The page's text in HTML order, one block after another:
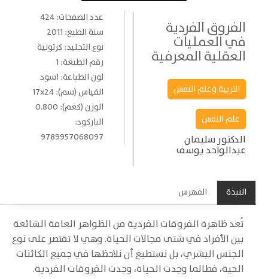
الفروق الفردية
في العمليات
العقلية المعرفية
التربية وعلم النفس
علم النفس
الدكتور سليمان
عبدالواحد يوسف
عدد الصفحات: 424
سنة الطبع: 2011
نوع التجليد: كرتونية
رقم الطبعة: 1
لون الطباعة: اسود
القياس (سم): 17x24
الوزن (كغم): 0.800
الباركود:
9789957068097
النبذة الفهرس
تُعد ظاهرة الفروقات الفردية من الظواهر العامة الشائعة
بين الأفراد في شتى مجالات الحياة. وهي لا تقتصر على نوع
الجنس البشري، بل نستطيع أن نلاحظها في جميع الكائنات
الحية، فطالما وجدت الحياة، وجدت الفروقات الفردية.